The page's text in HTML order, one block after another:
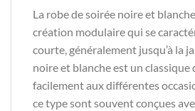
La robe de soirée noire et
création modulaire qui se
courte, généralement jusqu’à la
noire et blanche est un classique
facilement aux différentes
ce type sont souvent conçues